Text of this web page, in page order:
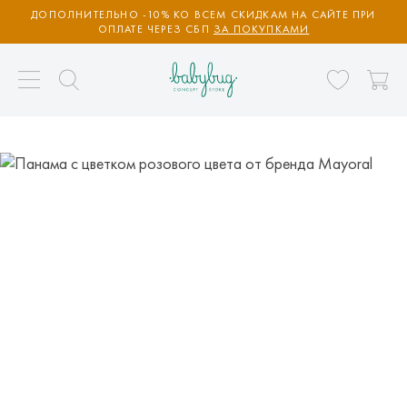
ДОПОЛНИТЕЛЬНО -10% КО ВСЕМ СКИДКАМ НА САЙТЕ ПРИ
ОПЛАТЕ ЧЕРЕЗ СБП ЗА ПОКУПКАМИ